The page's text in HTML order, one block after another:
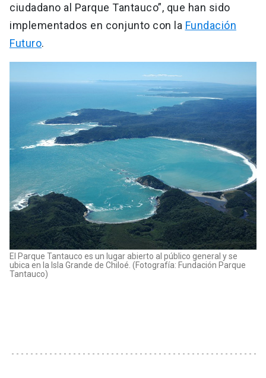
ciudadano al Parque Tantauco”, que han sido
implementados en conjunto con la Fundación
Futuro.
El Parque Tantauco es un lugar abierto al público general y se
ubica en la Isla Grande de Chiloé. (Fotografía: Fundación Parque
Tantauco)